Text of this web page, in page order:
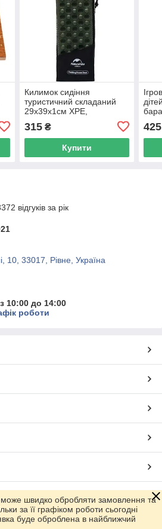
Килимок сидіння
туристичний складаний
29x39x1см XPE,
315₴
Купити
425
відгуків за рік
10, 33017, Рівне, Україна
10:00 до 14:00
роботи
Prom.ua
швидко обробляти замовлення та
за її графіком роботи сьогодні
буде оброблена в найближчий